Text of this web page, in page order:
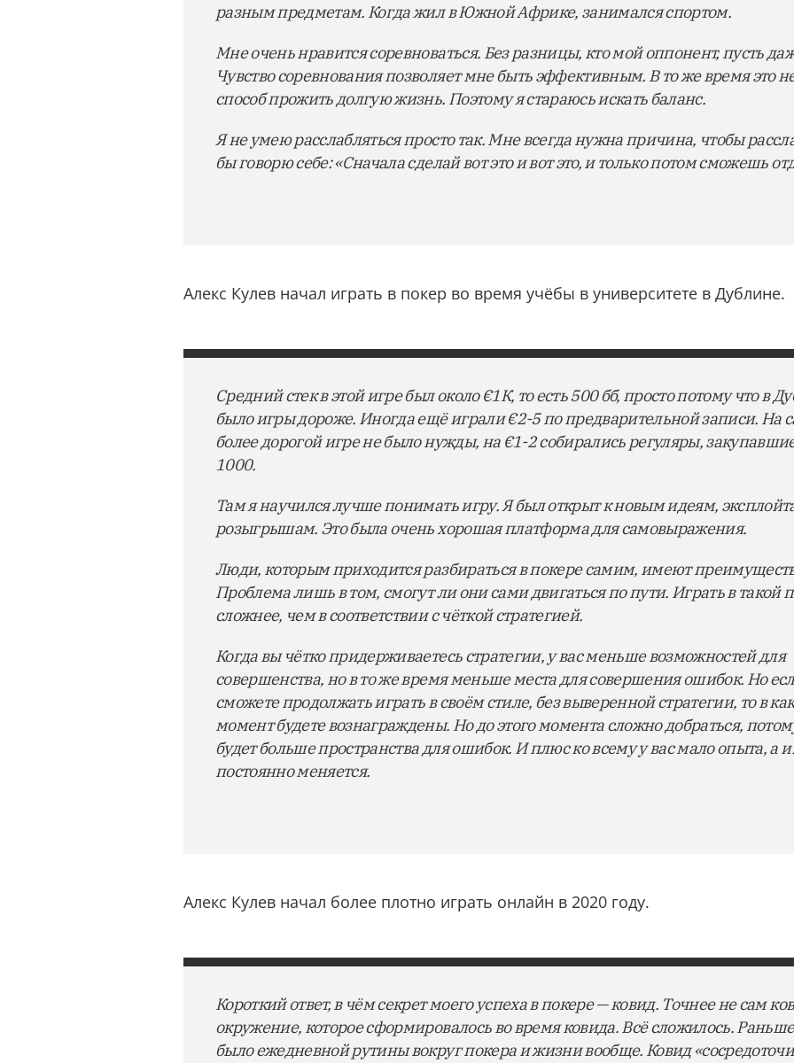
разным предметам. Когда жил в Южной Африке, занимался спортом.
Мне очень нравится соревноваться. Без разницы, кто мой оппонент, пусть
Чувство соревнования позволяет мне быть эффективным. В то же время это
способ прожить долгую жизнь. Поэтому я стараюсь искать баланс.
Я не умею расслабляться просто так. Мне всегда нужна причина, чтобы
бы говорю себе: «Сначала сделай вот это и вот это, и только потом сможешь
Алекс Кулев начал играть в покер во время учёбы в университете в Дублине.
Средний стек в этой игре был около €1К, то есть 500 бб, просто потому что в
было игры дороже. Иногда ещё играли €2-5 по предварительной записи. На
более дорогой игре не было нужды, на €1-2 собирались регуляры,
1000.
Там я научился лучше понимать игру. Я был открыт к новым идеям,
розыгрышам. Это была очень хорошая платформа для самовыражения.
Люди, которым приходится разбираться в покере самим, имеют
Проблема лишь в том, смогут ли они сами двигаться по пути. Играть в такой
сложнее, чем в соответствии с чёткой стратегией.
Когда вы чётко придерживаетесь стратегии, у вас меньше возможностей для
совершенства, но в то же время меньше места для совершения ошибок. Но
сможете продолжать играть в своём стиле, без выверенной стратегии, то в
момент будете вознаграждены. Но до этого момента сложно добраться,
будет больше пространства для ошибок. И плюс ко всему у вас мало опыта, а
постоянно меняется.
Алекс Кулев начал более плотно играть онлайн в 2020 году.
Короткий ответ, в чём секрет моего успеха в покере — ковид. Точнее не сам
окружение, которое сформировалось во время ковида. Всё сложилось.
было ежедневной рутины вокруг покера и жизни вообще. Ковид